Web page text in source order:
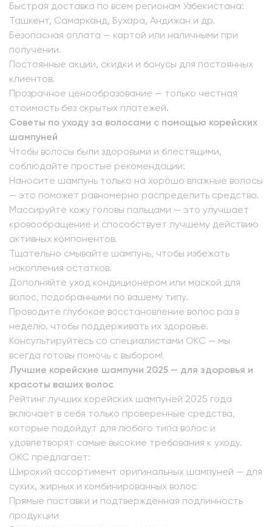
Быстрая доставка по всем регионам Узбекистана:
Ташкент, Самарканд, Бухара, Андижан и др.
Безопасная оплата — картой или наличными при
получении.
Постоянные акции, скидки и бонусы для постоянных
клиентов.
Прозрачное ценообразование — только честная
стоимость без скрытых платежей.
Советы по уходу за волосами с помощью корейских
шампуней
Чтобы волосы были здоровыми и блестящими,
соблюдайте простые рекомендации:
Наносите шампунь только на хорошо влажные волосы
— это поможет равномерно распределить средство.
Массируйте кожу головы пальцами — это улучшает
кровообращение и способствует лучшему действию
активных компонентов.
Тщательно смывайте шампунь, чтобы избежать
накопления остатков.
Дополняйте уход кондиционером или маской для
волос, подобранными по вашему типу.
Проводите глубокое восстановление волос раз в
неделю, чтобы поддерживать их здоровье.
Консультируйтесь со специалистами OKC — мы
всегда готовы помочь с выбором!
Лучшие корейские шампуни 2025 — для здоровья и
красоты ваших волос
Рейтинг лучших корейских шампуней 2025 года
включает в себя только проверенные средства,
которые подойдут для любого типа волос и
удовлетворят самые высокие требования к уходу.
OKC предлагает:
Широкий ассортимент оригинальных шампуней — для
сухих, жирных и комбинированных волос
Прямые поставки и подтверждённая подлинность
продукции